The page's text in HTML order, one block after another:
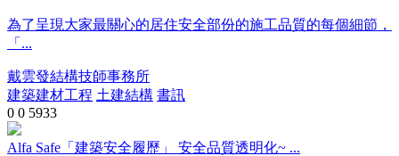
為了呈現大家最關心的居住安全部份的施工品質的每個細節，
「...
戴雲發結構技師事務所
建築建材工程 土建結構 書訊
0 0 5933
Alfa Safe「建築安全履歷」 安全品質透明化~ ...